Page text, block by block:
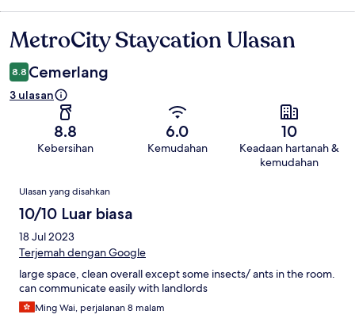
Ulasan
MetroCity Staycation Ulasan
8.8 Cemerlang
3 ulasan
8.8
Kebersihan
6.0
Kemudahan
10
Keadaan hartanah &
kemudahan
Ulasan
Ulasan yang disahkan
10/10 Luar biasa
18 Jul 2023
Terjemah dengan Google
large space, clean overall except some insects/ ants in the room.
can communicate easily with landlords
Ming Wai, perjalanan 8 malam